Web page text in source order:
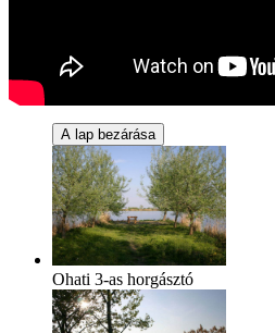
Ohati 3-as horgásztó